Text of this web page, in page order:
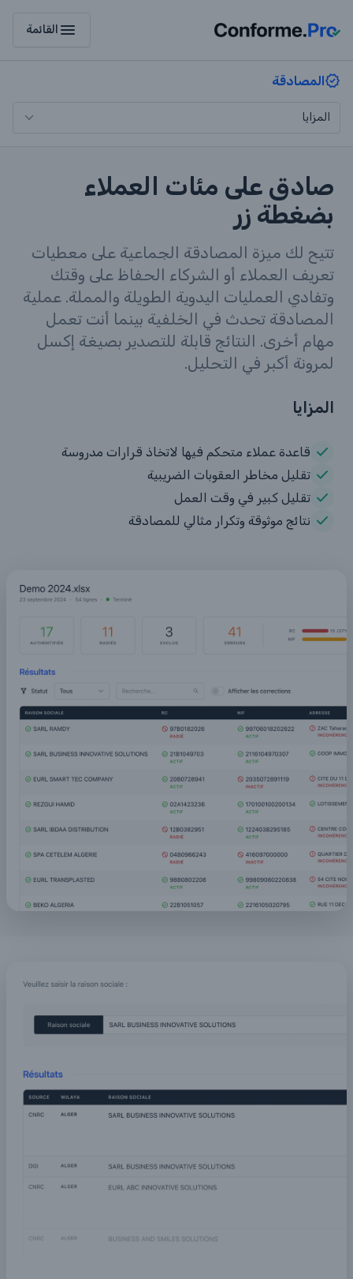
menu القائمة
المصادقة
صادق على مئات العملاء
بضغطة زر
تتيح لك ميزة المصادقة الجماعية على معطيات
تعريف العملاء أو الشركاء الحفاظ على وقتك
وتفادي العمليات اليدوية الطويلة والمملة. عملية
المصادقة تحدث في الخلفية بينما أنت تعمل
مهام أخرى. النتائج قابلة للتصدير بصيغة إكسل
لمرونة أكبر في التحليل.
المزايا
قاعدة عملاء متحكم فيها لاتخاذ قرارات مدروسة
تقليل مخاطر العقوبات الضريبية
تقليل كبير في وقت العمل
نتائج موثوقة وتكرار مثالي للمصادقة